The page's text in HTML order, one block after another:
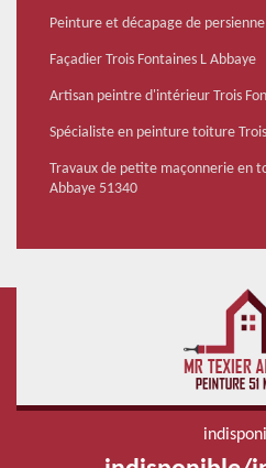
Peinture et décapage de
Façadier Trois Fontaines L Abbaye
Artisan peintre d'intérieur Trois
Spécialiste en peinture toiture
Travaux de petite maçonnerie en
Abbaye 51340